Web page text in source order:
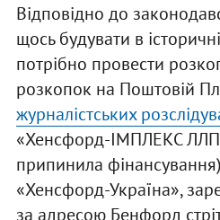
Відповідно до
щось будувати в
потрібно провести
розкопок на Поштовій
журналістських
«Хенсфорд-ІМПЛЕКС
припинила
«Хенсфорд-Україна»,
за адресою Бенфорд